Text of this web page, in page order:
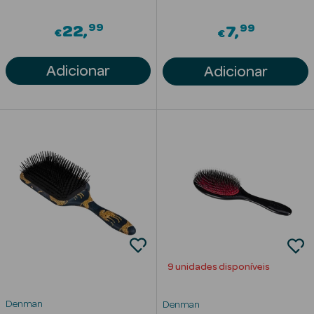
Limpeza Facial
Água Micelar
Faciais
Água Termal
Esfoliantes
€22 99
Adicionar
€7 99
Adicionar
Denman
9 unidades disponíveis
Denman